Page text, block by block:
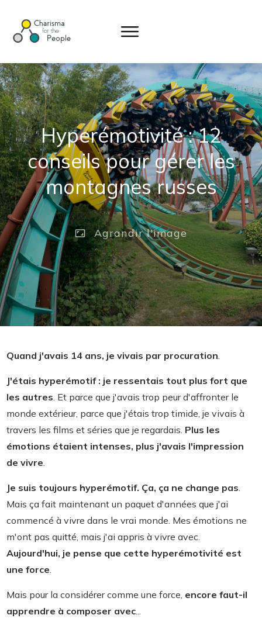
Hyperémotivité : 12
conseils pour gérer les
montagnes russes
Agrandir l'image
Quand j'avais 14 ans, je vivais par procuration.
J'étais hyperémotif : je ressentais tout plus fort que
les autres. Et parce que j'avais trop peur d'affronter le
monde extérieur, parce que j'étais trop timide, je vivais à
travers les films et séries que je regardais. Plus les
émotions étaient intenses, plus j'avais l'impression
de vivre.
Je suis toujours hyperémotif. Ça, ça ne change pas.
Mais ça fait maintenant un paquet d'années que j'ai
commencé à vivre dans le vrai monde. Mes émotions ne
m'ont pas quitté, mais j'ai appris à vivre avec.
Aujourd'hui, je pense que cette hyperémotivité est
une force.
Mais pour la considérer comme une force, encore faut-il
apprendre à composer avec...